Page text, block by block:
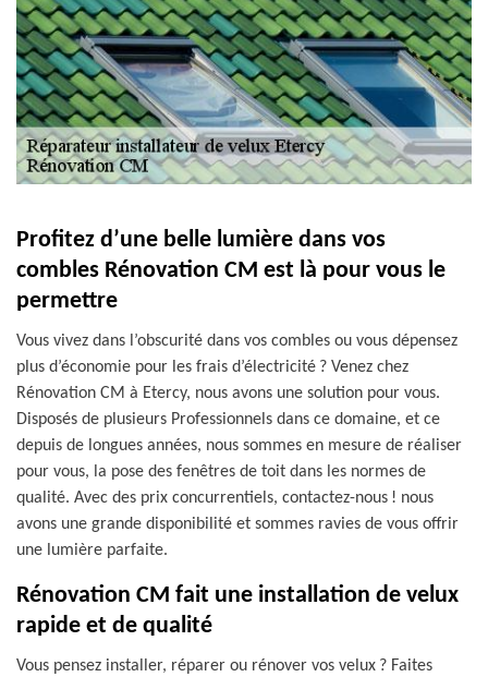
Profitez d’une belle lumière dans vos
combles Rénovation CM est là pour vous le
permettre
Vous vivez dans l’obscurité dans vos combles ou vous dépensez
plus d’économie pour les frais d’électricité ? Venez chez
Rénovation CM à Etercy, nous avons une solution pour vous.
Disposés de plusieurs Professionnels dans ce domaine, et ce
depuis de longues années, nous sommes en mesure de réaliser
pour vous, la pose des fenêtres de toit dans les normes de
qualité. Avec des prix concurrentiels, contactez-nous ! nous
avons une grande disponibilité et sommes ravies de vous offrir
une lumière parfaite.
Rénovation CM fait une installation de velux
rapide et de qualité
Vous pensez installer, réparer ou rénover vos velux ? Faites